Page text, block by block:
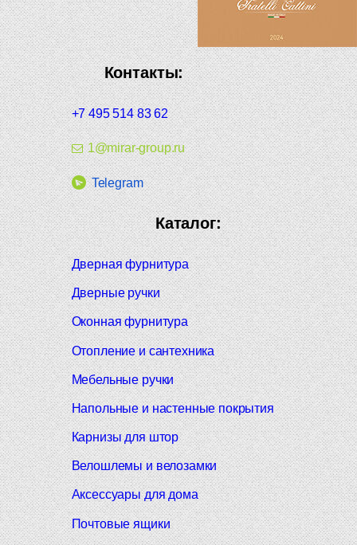
Контакты:
+7 495 514 83 62
1@mirar-group.ru
Telegram
Каталог:
Дверная фурнитура
Дверные ручки
Оконная фурнитура
Отопление и сантехника
Мебельные ручки
Напольные и настенные покрытия
Карнизы для штор
Велошлемы и велозамки
Аксессуары для дома
Почтовые ящики